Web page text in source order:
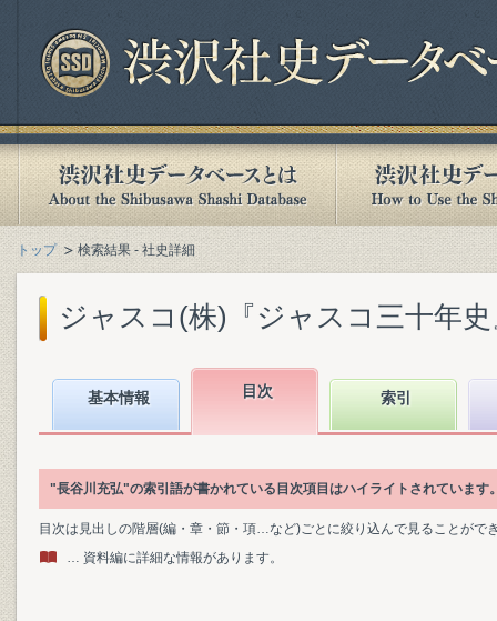
トップ 検索結果 - 社史詳細
ジャスコ(株)『ジャスコ三十年
基本情報 目次 索引
"長谷川充弘"の索引語が書かれている目次項目はハイライトされています
目次は見出しの階層(編・章・節・項…など)ごとに絞り込んで見ることがで
… 資料編に詳細な情報があります。